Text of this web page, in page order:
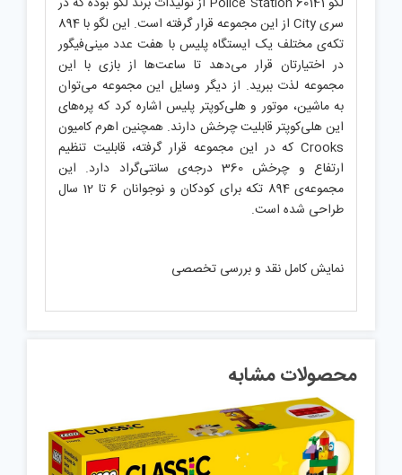
سری City از این مجموعه قرار گرفته است. این لگو با 894
تکه‌ی مختلف یک ایستگاه پلیس با هفت عدد مینی‌فیگور
در اختیارتان قرار می‌دهد تا ساعت‌ها از بازی با این
مجموعه لذت ببرید. از دیگر وسایل این مجموعه می‌توان
به ماشین، موتور و هلی‌کوپتر پلیس اشاره کرد که پره‌های
این هلی‌کوپتر قابلیت چرخش دارند. همچنین اهرم کامیون
Crooks‌ که در این مجموعه قرار گرفته، قابلیت تنظیم
ارتفاع و چرخش 360 درجه‌ی سانتی‌گراد دارد. این
مجموعه‌ی 894 تکه برای کودکان و نوجوانان 6 تا 12 سال
طراحی شده است.
نمایش کامل نقد و بررسی تخصصی
محصولات مشابه